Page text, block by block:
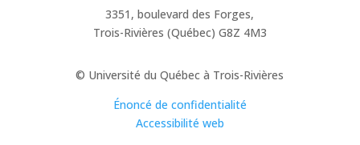
3351, boulevard des Forges,
Trois-Rivières (Québec) G8Z 4M3
© Université du Québec à Trois-Rivières
Énoncé de confidentialité
Accessibilité web